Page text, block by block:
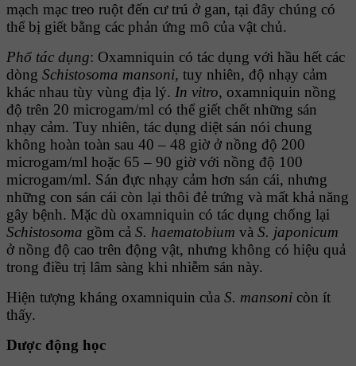
mạch mạc treo ruột đến cư trú ở gan, tại đây chúng có
thể bị giết bằng các phản ứng mô của vật chủ.
Phổ tác dụng: Oxamniquin có tác dụng với hầu hết các
dòng Schistosoma mansoni, tuy nhiên, độ nhạy cảm
khác nhau tùy vùng địa lý. In vitro, oxamniquin nồng
độ trên 20 microgam/ml có thể giết chết những sán
nhạy cảm. Tuy nhiên, tác dụng diệt sán nói chung
không hoàn toàn sau 40 – 48 giờ ở nồng độ 200
microgam/ml hoặc 65 – 90 giờ với nồng độ 100
microgam/ml. Sán đực nhạy cảm hơn sán cái, nhưng
những con sán cái còn lại thôi đẻ trứng và mất khả năng
gây bệnh. Mặc dù oxamniquin có tác dụng chống lại
Schistosoma gồm cả S. haematobium và S. japonicum
ở nồng độ cao trên động vật, nhưng không có hiệu quả
trong điều trị lâm sàng khi nhiễm sán này.
Hiện tượng kháng oxamniquin của S. mansoni còn ít
thấy.
Dược động học